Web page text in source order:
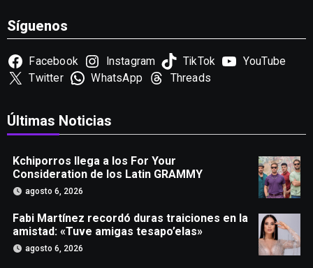
Síguenos
Facebook Instagram TikTok
YouTube
Twitter
WhatsApp Threads
Últimas Noticias
Kchiporros llega a los For Your
Consideration de los Latin GRAMMY
agosto 6, 2026
Fabi Martínez recordó duras traiciones en la
amistad: «Tuve amigas tesapo’elas»
agosto 6, 2026